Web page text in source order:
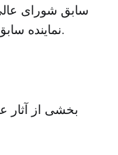
سابق شورای
نماینده سابق مجلس شورای اسلامی اشاره کرد.
بخشی از آثار